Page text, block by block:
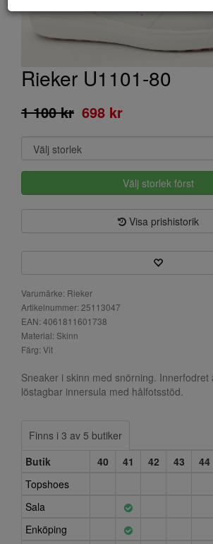
Rieker U1101-80
1 100 kr 698 kr
Välj storlek först
Visa prishistorik
Varumärke: Rieker
Artikelnummer: 25113047
EAN: 4061811601738
Material: Skinn
Färg: Vit
Sneaker i skinn med snörning. Innerfodret
löstagbar innersula med hålfotsstöd.
Finns i 3 av 5 butiker
Butik
40 41 42 43 44
Topshoes
Sala
Enköping